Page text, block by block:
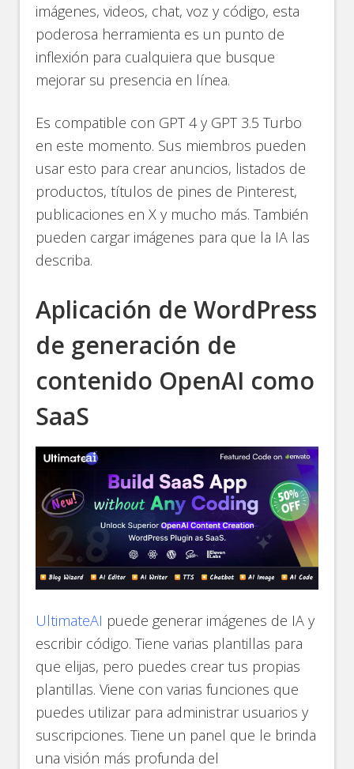
imágenes, videos, chat, voz y código, esta
poderosa herramienta es un punto de
inflexión para cualquiera que busque
mejorar su presencia en línea.
Es compatible con GPT 4 y GPT 3.5 Turbo
en este momento. Sus miembros pueden
usar esto para crear anuncios, listados de
productos, títulos de pines de Pinterest,
publicaciones en X y mucho más. También
pueden cargar imágenes para que la IA las
describa.
Aplicación de WordPress
de generación de
contenido OpenAI como
SaaS
UltimateAI puede generar imágenes de IA y
escribir código. Tiene varias plantillas para
que elijas, pero puedes crear tus propias
plantillas. Viene con varias funciones que
puedes utilizar para administrar usuarios y
suscripciones. Tiene un panel que le brinda
una visión más profunda del